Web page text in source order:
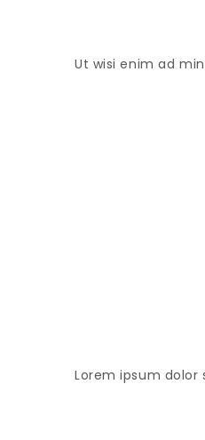
Ut wisi enim ad
Lorem ipsum dolor